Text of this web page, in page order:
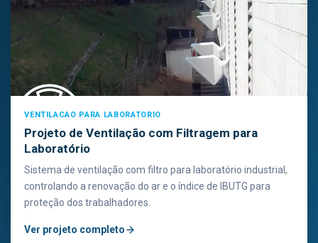
VENTILACAO PARA LABORATORIO
Projeto de Ventilação com Filtragem para
Laboratório
Sistema de ventilação com filtro para laboratório industrial,
controlando a renovação do ar e o índice de IBUTG para
proteção dos trabalhadores.
Ver projeto completo